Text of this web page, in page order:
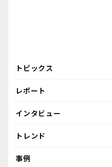
トピックス
レポート
インタビュー
トレンド
事例